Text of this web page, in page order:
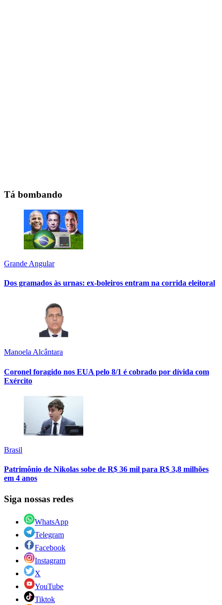
Tá bombando
Grande Angular
Dos gramados às urnas: ex-boleiros entram na corrida eleitoral
Manoela Alcântara
Coronel foragido nos EUA pelo 8/1 é cobrado por dívida com
Exército
Brasil
Patrimônio de Nikolas sobe de R$ 36 mil para R$ 3,8 milhões
em 4 anos
Siga nossas redes
WhatsApp
Telegram
Facebook
Instagram
X
YouTube
Tiktok